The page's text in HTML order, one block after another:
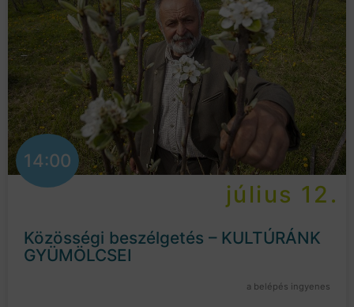
14:00
július 12.
Közösségi beszélgetés – KULTÚRÁNK
GYÜMÖLCSEI
a belépés ingyenes